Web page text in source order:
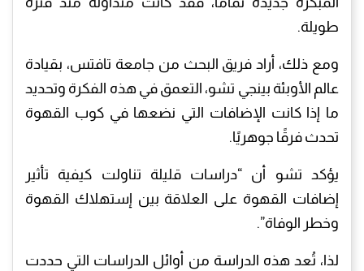
طويلة.
ومع ذلك، أراد فريق البحث من جامعة تافتس، بقيادة
عالم الأوبئة بينجي تشو، التعمق في هذه الفكرة وتحديد
ما إذا كانت الإضافات التي نضعها في كوب القهوة
تحدث فرقًا جوهريًا.
يؤكد تشو أن “دراسات قليلة تناولت كيفية تأثير
إضافات القهوة على العلاقة بين إستهلاك القهوة
وخطر الوفاة”.
لذا، تُعد هذه الدراسة من أوائل الدراسات التي حددت